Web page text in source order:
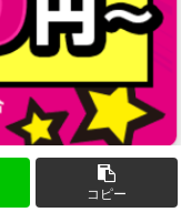
コピー